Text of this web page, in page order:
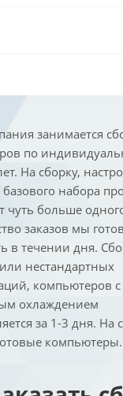
занимается
по
На сборку,
базового набора
чуть больше
заказов мы
в течении дня.
нестандартных
компьютеров с
охлаждением
за 1-3 дня. На
компьютеры.